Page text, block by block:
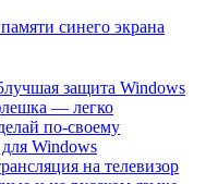
синего экрана
лучшая защита Windows
— легко
по-своему
Windows
на телевизор